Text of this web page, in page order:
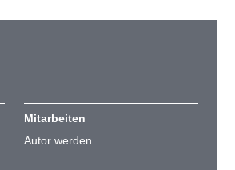
Mitarbeiten
Autor werden